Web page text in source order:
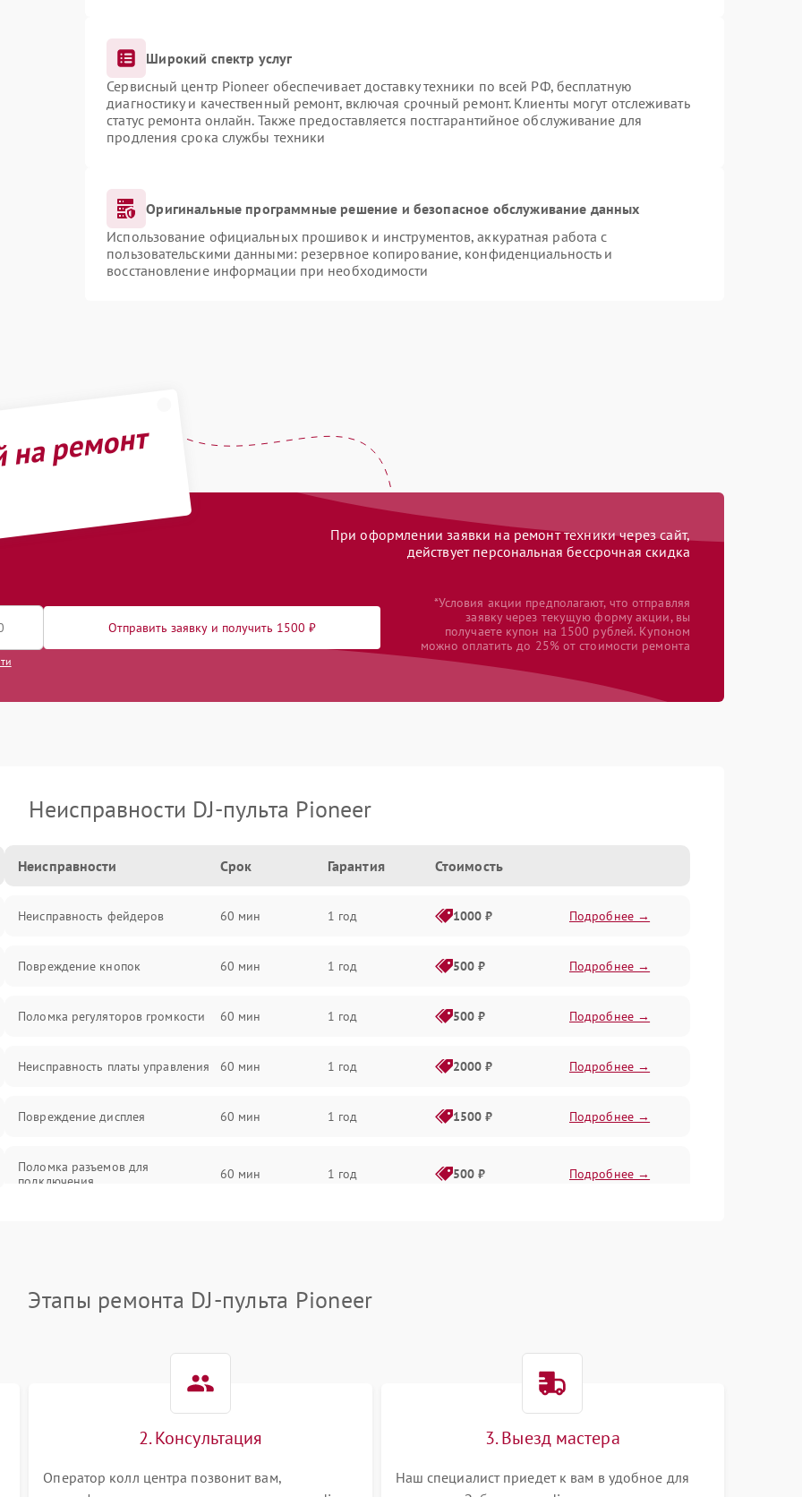
Широкий спектр услуг
Сервисный центр Pioneer обеспечивает доставку техники по всей РФ, бесплатную
диагностику и качественный ремонт, включая срочный ремонт. Клиенты могут отслеживать
статус ремонта онлайн. Также предоставляется постгарантийное обслуживание для
продления срока службы техники
Оригинальные программные решение и безопасное обслуживание данных
Использование официальных прошивок и инструментов, аккуратная работа с
пользовательскими данными: резервное копирование, конфиденциальность и
восстановление информации при необходимости
ремонт
При оформлении заявки на ремонт техники через сайт,
действует персональная бессрочная скидка
Отправить заявку и получить 1500 ₽
*Условия акции предполагают, что отправляя
заявку через текущую форму акции, вы
получаете купон на 1500 рублей. Купоном
можно оплатить до 25% от стоимости ремонта
Неисправности DJ-пульта Pioneer
Неисправности Срок Гарантия Стоимость
Неисправность фейдеров 60 мин 1 год 1000 ₽ Подробнее →
Повреждение кнопок 60 мин 1 год 500 ₽ Подробнее →
Поломка регуляторов громкости 60 мин 1 год 500 ₽ Подробнее →
Неисправность платы управления 60 мин 1 год 2000 ₽ Подробнее →
Повреждение дисплея 60 мин 1 год 1500 ₽ Подробнее →
Поломка разъемов для
подключения
60 мин 1 год 500 ₽ Подробнее →
Поломка системы автоматического
короткого замыкания
Этапы ремонта DJ-пульта Pioneer
2. Консультация
Оператор колл центра позвонит вам,
3. Выезд мастера
Наш специалист приедет к вам в удобное для